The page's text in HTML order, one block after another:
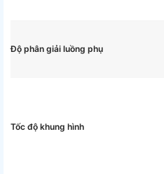
Độ phân giải luồng phụ
Tốc độ khung hình